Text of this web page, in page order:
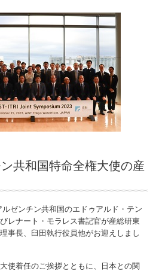
共和国特命全権大使の産
ゼンチン共和国のエドゥアルド・テン
レナート・モラレス書記官が産総研東
事長、臼田執行役員他がお迎えしまし
使着任のご挨拶とともに、日本との関